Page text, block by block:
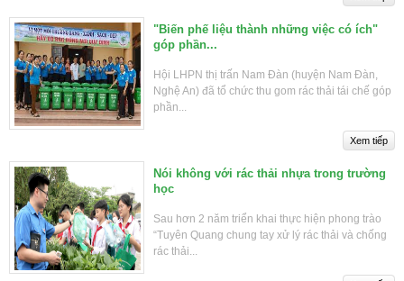
"Biến phế liệu thành những việc có ích"
góp phần...
Hội LHPN thị trấn Nam Đàn (huyện Nam Đàn,
Nghệ An) đã tổ chức thu gom rác thải tái chế góp
phần...
Nói không với rác thải nhựa trong trường
học
Sau hơn 2 năm triển khai thực hiện phong trào
“Tuyên Quang chung tay xử lý rác thải và chống
rác thải...